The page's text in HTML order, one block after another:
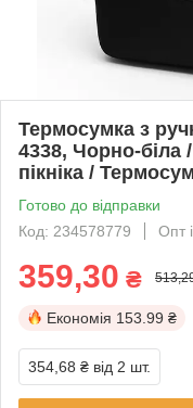
Термосумка з
4338, Чорно-біла
пікніка /
Готово до відправки
Код: 234578779
Опт
359,30 ₴
Економія 153.99 ₴
354,68 ₴ від 2 шт.